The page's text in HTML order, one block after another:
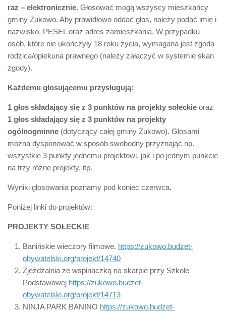
raz – elektronicznie. Głosować mogą wszyscy mieszkańcy
gminy Żukowo. Aby prawidłowo oddać głos, należy podać imię i
nazwisko, PESEL oraz adres zamieszkania. W przypadku
osób, które nie ukończyły 18 roku życia, wymagana jest zgoda
rodzica/opiekuna prawnego (należy załączyć w systemie skan
zgody).
Każdemu głosującemu przysługują:
1 głos składający się z 3 punktów na projekty sołeckie oraz
1 głos składający się z 3 punktów na projekty
ogólnogminne (dotyczący całej gminy Żukowo). Głosami
można dysponować w sposób swobodny przyznając np.
wszystkie 3 punkty jednemu projektowi, jak i po jednym punkcie
na trzy różne projekty, itp.
Wyniki głosowania poznamy pod koniec czerwca.
Poniżej linki do projektów:
PROJEKTY SOŁECKIE
Banińskie wieczory filmowe. https://zukowo.budzet-
obywatelski.org/projekt/14740
Zjeżdżalnia ze wspinaczką na skarpie przy Szkole
Podstawowej https://zukowo.budzet-
obywatelski.org/projekt/14713
NINJA PARK BANINO https://zukowo.budzet-